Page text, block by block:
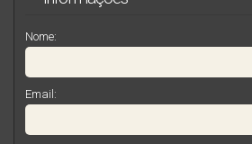
Nome:
Email: